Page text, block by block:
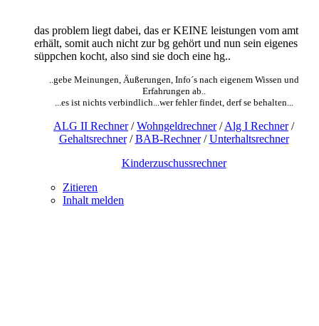
das problem liegt dabei, das er KEINE leistungen vom amt
erhält, somit auch nicht zur bg gehört und nun sein eigenes
süppchen kocht, also sind sie doch eine hg..
..gebe Meinungen, Äußerungen, Info´s nach eigenem Wissen und
Erfahrungen ab..
...es ist nichts verbindlich...wer fehler findet, derf se behalten...
ALG II Rechner/Wohngeldrechner/Alg I Rechner/
Gehaltsrechner/BAB-Rechner/Unterhaltsrechner
Kinderzuschussrechner
Zitieren
Inhalt melden